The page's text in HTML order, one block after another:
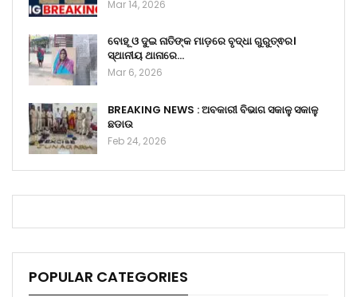
Mar 14, 2026
ବୋହୂ ଓ ଦୁଇ ନାତିଙ୍କ ମାଡ଼ରେ ବୃଦ୍ଧା ଗୁରୁତ୍ଵର।
ସ୍ଥାନୀୟ ଥାନାରେ…
Mar 6, 2026
BREAKING NEWS : ଅବକାରୀ ବିଭାଗ ସକାଳୁ ସକାଳୁ
ଛଡାଉ
Feb 24, 2026
POPULAR CATEGORIES